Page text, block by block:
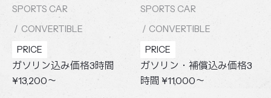
SPORTS CAR
CONVERTIBLE
PRICE
ガソリン込み価格3時間
¥13,200〜
SPORTS CAR
CONVERTIBLE
PRICE
ガソリン・補償込み価格3
時間 ¥11,000〜